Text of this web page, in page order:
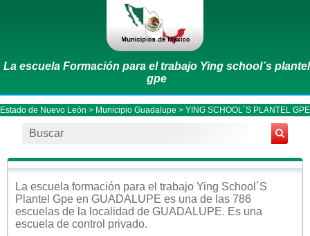
La escuela Formación para el trabajo Ying school´s plantel
gpe
Estado de Nuevo León > Municipio Guadalupe > YING SCHOOL´S PLANTEL GPE
La escuela formación para el trabajo Ying School´s
Plantel Gpe en GUADALUPE es una de las 786
escuelas de la localidad de GUADALUPE. Es una
escuela de control privado.